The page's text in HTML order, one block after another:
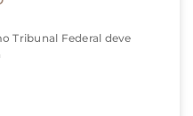
Tribunal Federal deve